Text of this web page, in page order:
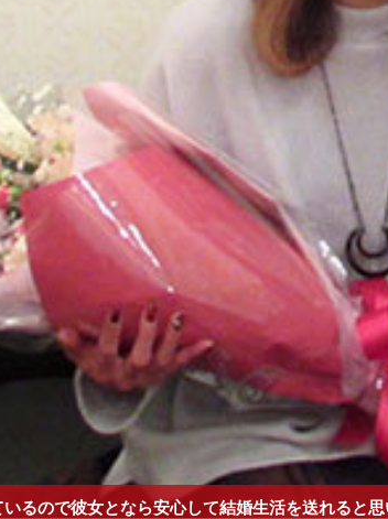
るので彼女となら安心して結婚生活を送れると思